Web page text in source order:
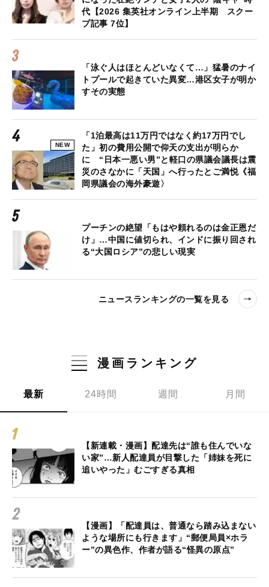
代【2026 集英社オンライン上半期 スクー
プ記事 7位】
「泳ぐ人はほとんどいなくて…」猛暑のナイ
トプールで起きていた異変…港区女子が明か
すその実態
NEW
「1泊最高は11万円ではなく約17万円でし
た」初の費用公開で仰天の支出が明らか
に “日本一悪い男”と軽口の県議会議長は震
災のさなかに「天国」へ行ったとご満悦《福
岡県議会の海外豪遊〉
プーチンの絶望「もはや頼れるのは金正恩だ
け」…中国に値切られ、インドに振り回され
る“大国ロシア”の悲しい現実
ニュースランキングの一覧を見る
漫画ランキング
最新 24時間 週間 月間
【新連載・漫画】配達先は“誰も住んでいな
い家”…新人配達員が目撃した「姉妹を死に
追いやった」むごすぎる真相
【漫画】「配達員は、普通なら踏み込まない
ような場所にも行きます」“郵便局員×ホラ
ー”の異色作、作者が語る“怪異の原点”